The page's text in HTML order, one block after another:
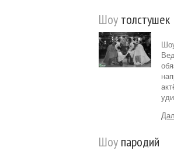
Шоу толстушек
Шоу пародий